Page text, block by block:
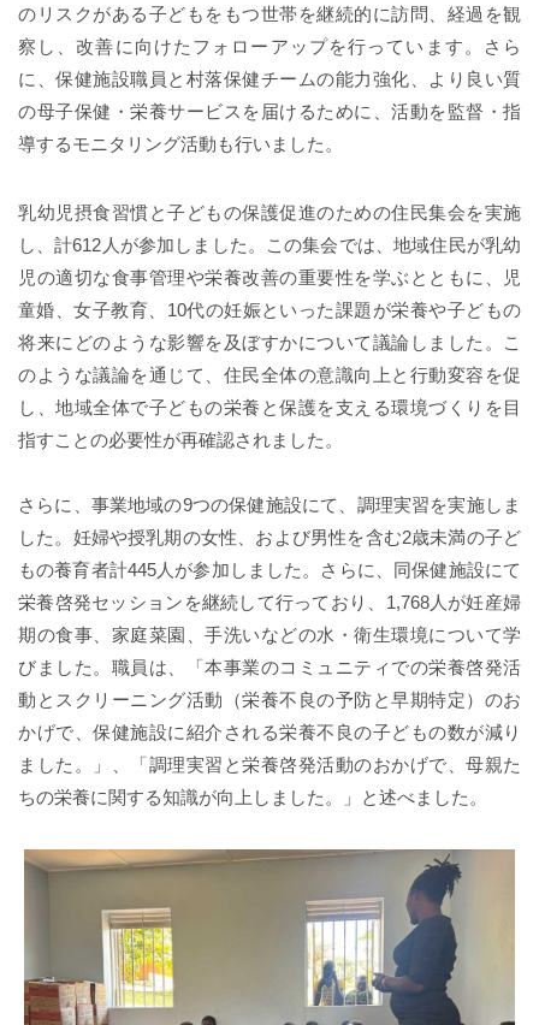
のリスクがある子どもをもつ世帯を継続的に訪問、経過を観
察し、改善に向けたフォローアップを行っています。さら
に、保健施設職員と村落保健チームの能力強化、より良い質
の母子保健・栄養サービスを届けるために、活動を監督・指
導するモニタリング活動も行いました。
乳幼児摂食習慣と子どもの保護促進のための住民集会を実施
し、計612人が参加しました。この集会では、地域住民が乳幼
児の適切な食事管理や栄養改善の重要性を学ぶとともに、児
童婚、女子教育、10代の妊娠といった課題が栄養や子どもの
将来にどのような影響を及ぼすかについて議論しました。こ
のような議論を通じて、住民全体の意識向上と行動変容を促
し、地域全体で子どもの栄養と保護を支える環境づくりを目
指すことの必要性が再確認されました。
さらに、事業地域の9つの保健施設にて、調理実習を実施しま
した。妊婦や授乳期の女性、および男性を含む2歳未満の子ど
もの養育者計445人が参加しました。さらに、同保健施設にて
栄養啓発セッションを継続して行っており、1,768人が妊産婦
期の食事、家庭菜園、手洗いなどの水・衛生環境について学
びました。職員は、「本事業のコミュニティでの栄養啓発活
動とスクリーニング活動（栄養不良の予防と早期特定）のお
かげで、保健施設に紹介される栄養不良の子どもの数が減り
ました。」、「調理実習と栄養啓発活動のおかげで、母親た
ちの栄養に関する知識が向上しました。」と述べました。